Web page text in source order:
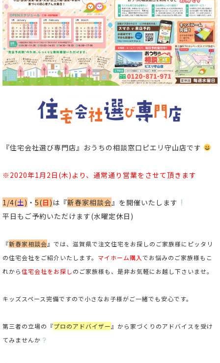
『住宅会社選び専門店』 おうちの相談窓口ピエリ守山店です
※2020年1月2日(木)より、通常通り営業をさせて頂きます
1/4(土 ) ・ 5(日 ) は 『新春家相談会 』 を開催いたします
平日もご予約いただけます(水曜定休日)
『新春家相談会』では、滋賀県で注文住宅をお探しのご家族様にピッタリ
の住宅会社をご紹介いたします。 マイホーム購入でお悩みのご家族様もこ
れから住宅会社をお探しのご家族様も、是非お気軽にお越し下さいませ。
キッズスペース完備ですので小さなお子様がご一緒でも安心です。
第三者の立場の 『プロのアドバイザー 』 から家づくりのアドバイスを受け
てみませんか